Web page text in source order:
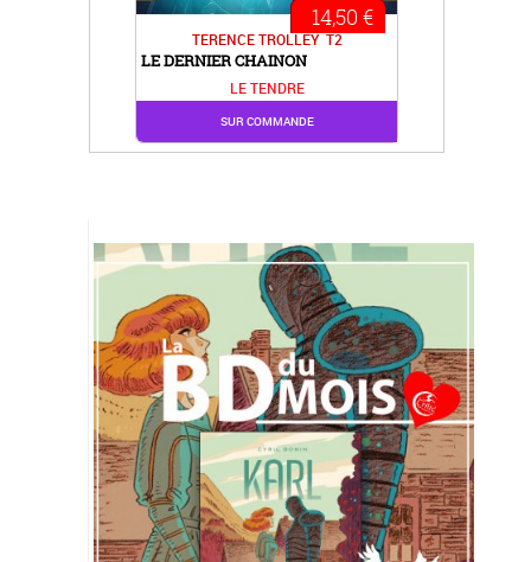
TERENCE TROLLEY T2
LE DERNIER CHAINON
LE TENDRE
14,50 €
SUR COMMANDE